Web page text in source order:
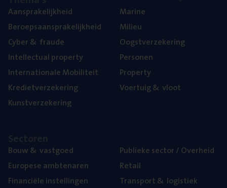
Aan­spra­ke­lijk­heid
Beroeps­aan­spra­ke­lijk­heid
Cyber& fraude
Intel­lec­tu­al property
Inter­na­ti­o­na­le Mobiliteit
Kre­diet­ver­ze­ke­ring
Kunst­ver­ze­ke­ring
Mari­ne
Mili­eu
Oogst­ver­ze­ke­ring
Per­so­nen
Pro­per­ty
Voer­tuig& vloot
Bouw& vastgoed
Euro­pe­se ambtenaren
Finan­ci­ë­le instellingen
Publie­ke sec­tor / Overheid
Retail
Trans­port& logistiek